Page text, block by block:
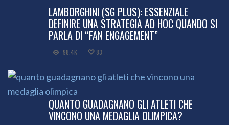
LAMBORGHINI (SG PLUS): ESSENZIALE
DEFINIRE UNA STRATEGIA AD HOC QUANDO SI
PARLA DI “FAN ENGAGEMENT”
98.4K 83
QUANTO GUADAGNANO GLI ATLETI CHE
VINCONO UNA MEDAGLIA OLIMPICA?